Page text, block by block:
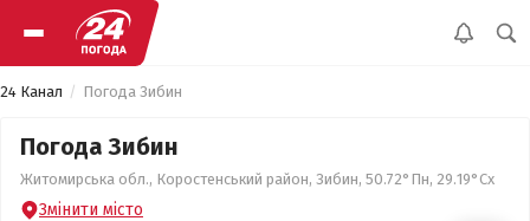
24 Канал Погода Зибин
Погода Зибин
Житомирська обл., Коростенський район, Зибин, 50.72°Пн, 29.19°Сх
Змінити місто